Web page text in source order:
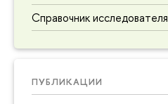
Справочник исследователя
ПУБЛИКАЦИИ